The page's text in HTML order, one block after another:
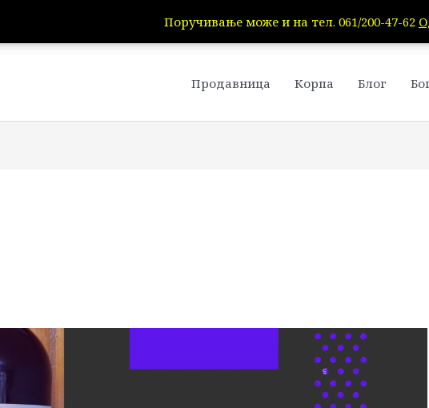
Поручивање може и на тел. 061/200-47-62
Продавница Корпа Блог